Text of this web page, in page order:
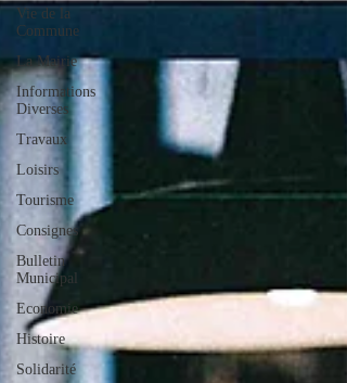
Vie de la
Commune
La Mairie
Informations
Diverses
Travaux
Loisirs
Tourisme
Consignes
Bulletin
Municipal
Economie
Histoire
Solidarité